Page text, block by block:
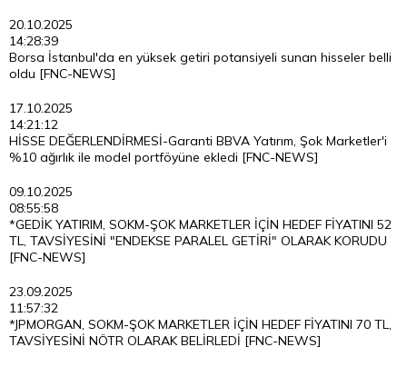
20.10.2025
14:28:39
Borsa İstanbul'da en yüksek getiri potansiyeli sunan hisseler belli
oldu [FNC-NEWS]
17.10.2025
14:21:12
HİSSE DEĞERLENDİRMESİ-Garanti BBVA Yatırım, Şok Marketler'i
%10 ağırlık ile model portföyüne ekledi [FNC-NEWS]
09.10.2025
08:55:58
*GEDİK YATIRIM, SOKM-ŞOK MARKETLER İÇİN HEDEF FİYATINI 52
TL, TAVSİYESİNİ "ENDEKSE PARALEL GETİRİ" OLARAK KORUDU
[FNC-NEWS]
23.09.2025
11:57:32
*JPMORGAN, SOKM-ŞOK MARKETLER İÇİN HEDEF FİYATINI 70 TL,
TAVSİYESİNİ NÖTR OLARAK BELİRLEDİ [FNC-NEWS]